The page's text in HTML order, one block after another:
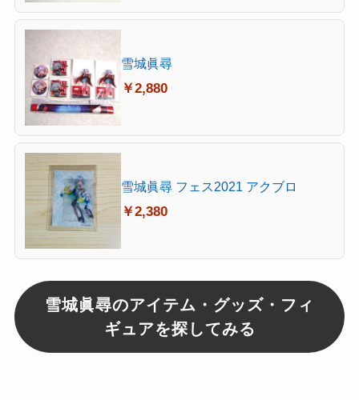
雪城眞尋
￥2,880
雪城眞尋 フェス2021 アクブロ
￥2,380
雪城眞尋のアイテム・グッズ・フィ
ギュアを探してみる